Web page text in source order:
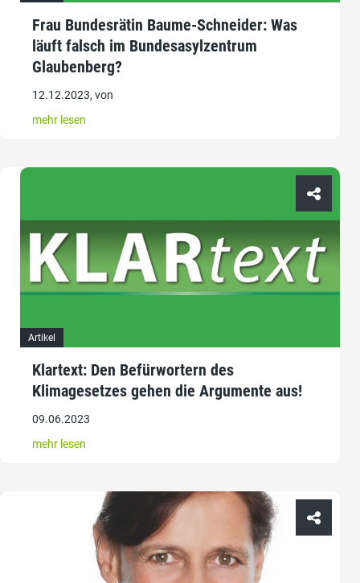
Frau Bundesrätin Baume-Schneider: Was
läuft falsch im Bundesasylzentrum
Glaubenberg?
12.12.2023, von
mehr lesen
Artikel
Klartext: Den Befürwortern des
Klimagesetzes gehen die Argumente aus!
09.06.2023
mehr lesen